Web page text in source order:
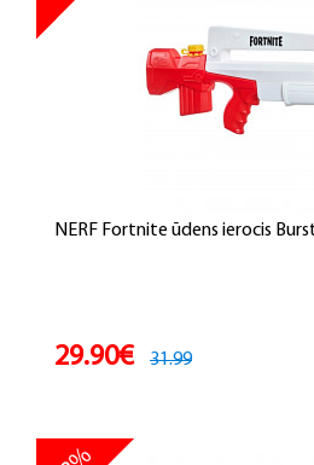
NERF Fortnite ūdens ierocis
29.90€ 31.99